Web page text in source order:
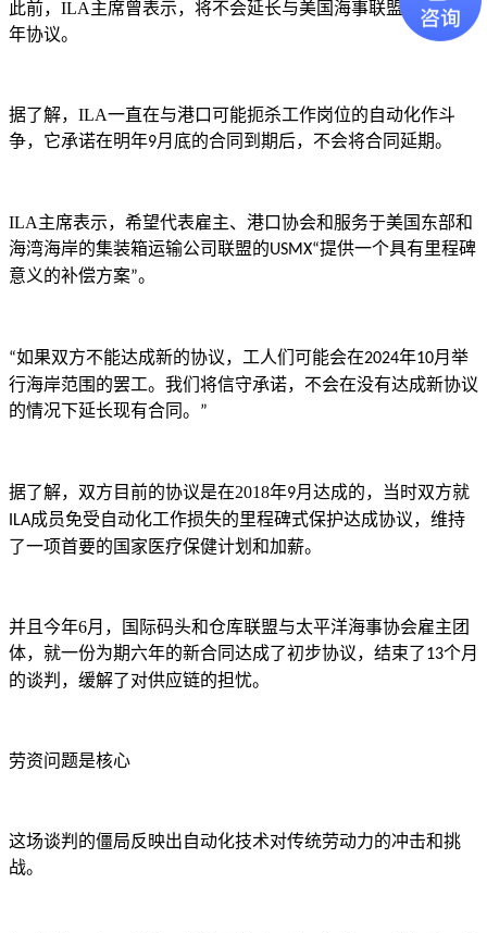
此前， ILA主席曾表示，将不会延长与美国海事联盟现有的六
年协议。
据了解， ILA一直在与港口可能扼杀工作岗位的自动化作斗
争，它承诺在明年9月底的合同到期后，不会将合同延期。
ILA主席表示，希望代表雇主、港口协会和服务于美国东部和
海湾海岸的集装箱运输公司联盟的USMX“提供一个具有里程碑
意义的补偿方案”。
“如果双方不能达成新的协议，工人们可能会在2024年10月举
行海岸范围的罢工。我们将信守承诺，不会在没有达成新协议
的情况下延长现有合同。 ”
据了解，双方目前的协议是在2018年9月达成的，当时双方就
ILA成员免受自动化工作损失的里程碑式保护达成协议，维持
了一项首要的国家医疗保健计划和加薪。
并且今年6月，国际码头和仓库联盟与太平洋海事协会雇主团
体，就一份为期六年的新合同达成了初步协议，结束了13个月
的谈判，缓解了对供应链的担忧。
劳资问题是核心
这场谈判的僵局反映出自动化技术对传统劳动力的冲击和挑
战。